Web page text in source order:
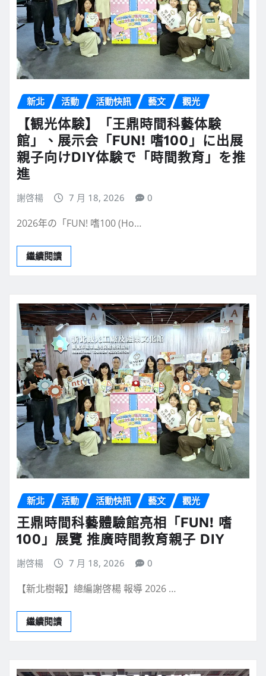
新北 活動 活動快訊 藝文 觀光
【観光体験】「王鼎時間科藝体験
館」、展示会「FUN! 嗜100」に出展
親子向けDIY体験で「時間教育」を推
進
謝啓楊 7 月 18, 2026 0
2026年の「FUN! 嗜100 (Ho…
繼續閱讀
新北 活動 活動快訊 藝文 觀光
王鼎時間科藝體驗館亮相「FUN! 嗜
100」展覽 推廣時間教育親子 DIY
謝啓楊 7 月 18, 2026 0
【新北樹報】總編謝啓楊 報導 2026 …
繼續閱讀